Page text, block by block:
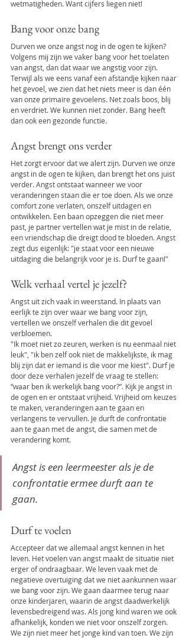
wetmatigheden. Want cijfers liegen niet!
Bang voor onze bang
Durven we onze angst nog in de ogen te kijken?
Volgens mij zijn we vaker bang voor het toelaten
van angst, dan dat waar we angstig voor zijn.
Terwijl als we eens vanaf een afstandje kijken naar
het gevoel, we zien dat het niets meer is dan één
van onze primaire gevoelens. Net zoals boos, blij
en verdriet. We kunnen niet zonder. Bang heeft
dan ook een gezonde functie.
Angst brengt ons verder
Het zorgt ervoor dat we alert zijn. Durven we onze
angst in de ogen te kijken, dan brengt het ons juist
verder. Angst ontstaat wanneer we voor
veranderingen staan die er toe doen. Als we onze
comfort zone verlaten, onszelf uitdagen en
ontwikkelen. Een baan opzeggen die niet meer
past, je partner vertellen wat je mist in de relatie,
een vriendschap die dreigt dood te bloeden. Angst
zegt dus eigenlijk: "je staat voor een nieuwe
uitdaging die belangrijk voor je is. Durf te gaan!"
Welk verhaal vertel je jezelf?
Angst uit zich vaak in weerstand. In plaats van
eerlijk te zijn over waar we bang voor zijn,
vertellen we onszelf verhalen die dit gevoel
verbloemen.
"Ik moet niet zo zeuren, werken is nu eenmaal niet
leuk", "ik ben zelf ook niet de makkelijkste, ik mag
blij zijn dat er iemand is die voor me kiest". Durf je
door deze verhalen jezelf de vraag te stellen:
“waar ben ik werkelijk bang voor?”. Kijk je angst in
de ogen en er ontstaat vrijheid. Vrijheid om keuzes
te maken, veranderingen aan te gaan en
verlangens te vervullen. Je durft de confrontatie
aan te gaan met de angst, die samen met de
verandering komt.
Angst is een leermeester als je de
confrontatie ermee durft aan te
gaan.
Durf te voelen
Accepteer dat we allemaal angst kennen in het
leven. Het voelen van angst maakt de situatie niet
erger of ondraagbaar. We leven vaak met de
negatieve overtuiging dat we niet aankunnen waar
we bang voor zijn. We gaan daarmee terug naar
onze kinderjaren, waarin de angst daadwerkelijk
levensbedreigend was. Als jong kind waren we ook
afhankelijk, konden we niet voor onszelf zorgen.
We zijn niet meer het jonge kind van toen. We zijn